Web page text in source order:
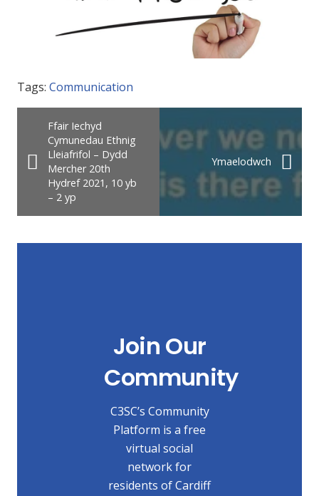
Tags: Communication
Ffair Iechyd
Cymunedau Ethnig
Lleiafrifol – Dydd
Mercher 20th
Hydref 2021, 10 yb
– 2 yp
Ymaelodwch
Join Our
Community
C3SC’s Community
Platform is a free
virtual social
network for
residents of Cardiff